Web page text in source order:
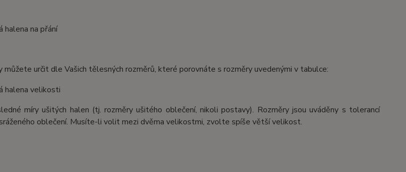
můžete určit dle Vašich tělesných rozměrů, které porovnáte s rozměry uvedenými v tabulce:
míry ušitých halen (tj. rozměry ušitého oblečení, nikoli postavy). Rozměry jsou uváděny s tolerancí
oblečení. Musíte-li volit mezi dvěma velikostmi, zvolte spíše větší velikost.